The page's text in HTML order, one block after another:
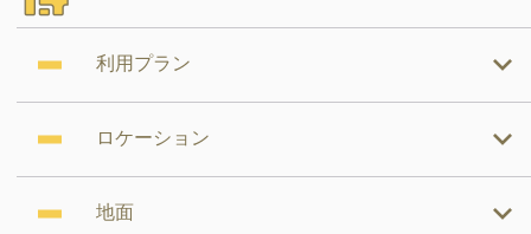
利用プラン
ロケーション
地面